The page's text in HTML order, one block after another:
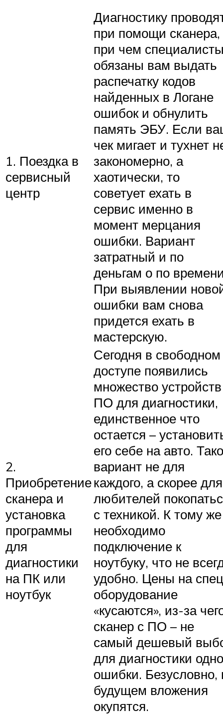
1. Поездка в
сервисный
центр
Диагностику
при помощи сканера,
при чем
обязаны вам выдать
распечатку кодов
найденных в Логане
ошибок и обнулить
память ЭБУ. Если
чек мигает и тухнет
закономерно, а
хаотически, то
советует ехать в
сервис именно в
момент мерцания
ошибки. Вариант
затратный и по
деньгам о по
При выявлении
ошибки вам снова
придется ехать в
мастерскую.
2.
Приобретение
сканера и
установка
программы
для
диагностики
на ПК или
ноутбук
Сегодня в свободном
доступе появились
множество
ПО для диагностики,
единственное что
остается –
его себе на авто.
вариант не для
каждого, а скорее для
любителей
с техникой. К тому же
необходимо
подключение к
ноутбуку, что не
удобно. Цены на
оборудование
«кусаются», из-за
сканер с ПО – не
самый дешевый
для диагностики
ошибки. Безусловно,
будущем вложения
окупятся.